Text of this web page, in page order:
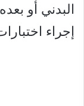
البدني أو
إجراء